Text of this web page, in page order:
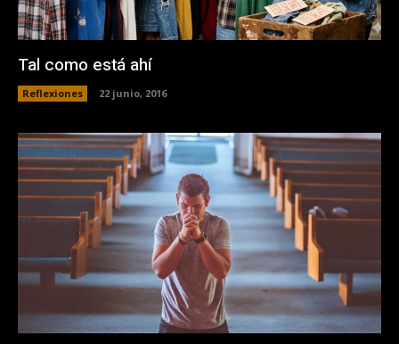
Tal como está ahí
Reflexiones 22 junio, 2016